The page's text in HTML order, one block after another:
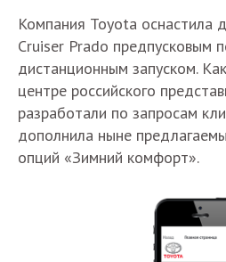
Компания Toyota оснастила
Cruiser Prado предпусковым
дистанционным запуском.
центре российского
разработали по запросам
дополнила ныне
опций «Зимний комфорт».